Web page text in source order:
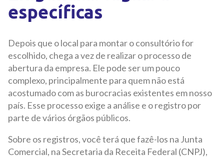
específicas
Depois que o local para montar o consultório for
escolhido, chega a vez de realizar o processo de
abertura da empresa. Ele pode ser um pouco
complexo, principalmente para quem não está
acostumado com as burocracias existentes em nosso
país. Esse processo exige a análise e o registro por
parte de vários órgãos públicos.
Sobre os registros, você terá que fazê-los na Junta
Comercial, na Secretaria da Receita Federal (CNPJ),